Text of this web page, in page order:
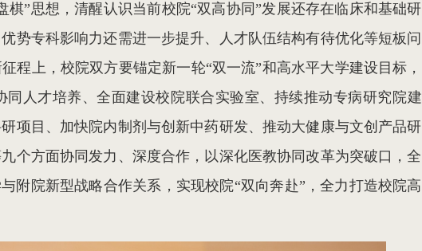
”思想，清醒认识当前校院“双高协同”发展还存在临床和基础研
势专科影响力还需进一步提升、人才队伍结构有待优化等短板问
程上，校院双方要锚定新一轮“双一流”和高水平大学建设目标，
人才培养、全面建设校院联合实验室、持续推动专病研究院建
项目、加快院内制剂与创新中药研发、推动大健康与文创产品研
个方面协同发力、深度合作，以深化医教协同改革为突破口，全
附院新型战略合作关系，实现校院“双向奔赴”，全力打造校院高